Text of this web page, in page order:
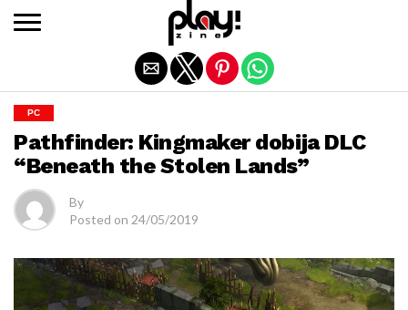
PC
Pathfinder: Kingmaker dobija DLC
“Beneath the Stolen Lands”
By
Posted on 24/05/2019
Exit mobile version